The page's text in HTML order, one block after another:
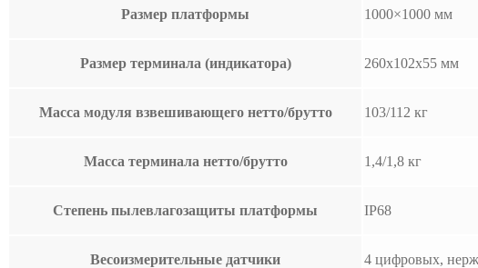
Размер платформы 1000×1000 мм
Размер терминала (индикатора) 260x102x55 мм
Масса модуля взвешивающего нетто/брутто 103/112 кг
Масса терминала нетто/брутто 1,4/1,8 кг
Степень пылевлагозащиты платформы IP68
Весоизмерительные датчики 4 цифровых,